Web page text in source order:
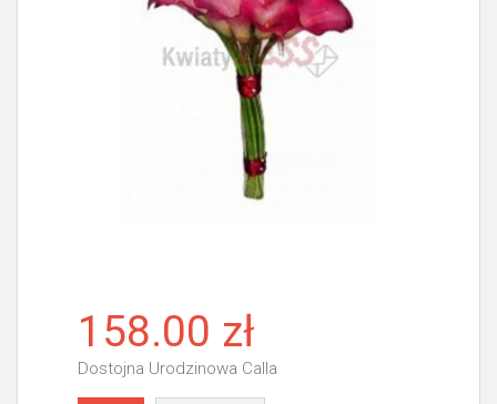
158.00 zł
Dostojna Urodzinowa Calla